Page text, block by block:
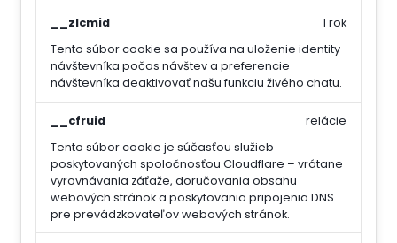
__zlcmid
Tento súbor cookie sa používa na uloženie identity
návštevníka počas návštev a preferencie
návštevníka deaktivovať našu funkciu živého chatu.
1 rok
__cfruid
Tento súbor cookie je súčasťou služieb
poskytovaných spoločnosťou Cloudflare – vrátane
vyrovnávania záťaže, doručovania obsahu
webových stránok a poskytovania pripojenia DNS
pre prevádzkovateľov webových stránok.
relácie